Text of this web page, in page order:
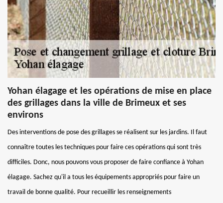
Yohan élagage et les opérations de mise en place
des grillages dans la ville de Brimeux et ses
environs
Des interventions de pose des grillages se réalisent sur les jardins. Il faut
connaître toutes les techniques pour faire ces opérations qui sont très
difficiles. Donc, nous pouvons vous proposer de faire confiance à Yohan
élagage. Sachez qu'il a tous les équipements appropriés pour faire un
travail de bonne qualité. Pour recueillir les renseignements